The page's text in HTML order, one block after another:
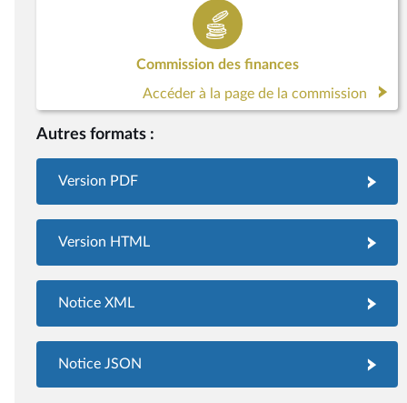
Commission des finances
Accéder à la page de la commission
Autres formats :
Version PDF
Version HTML
Notice XML
Notice JSON